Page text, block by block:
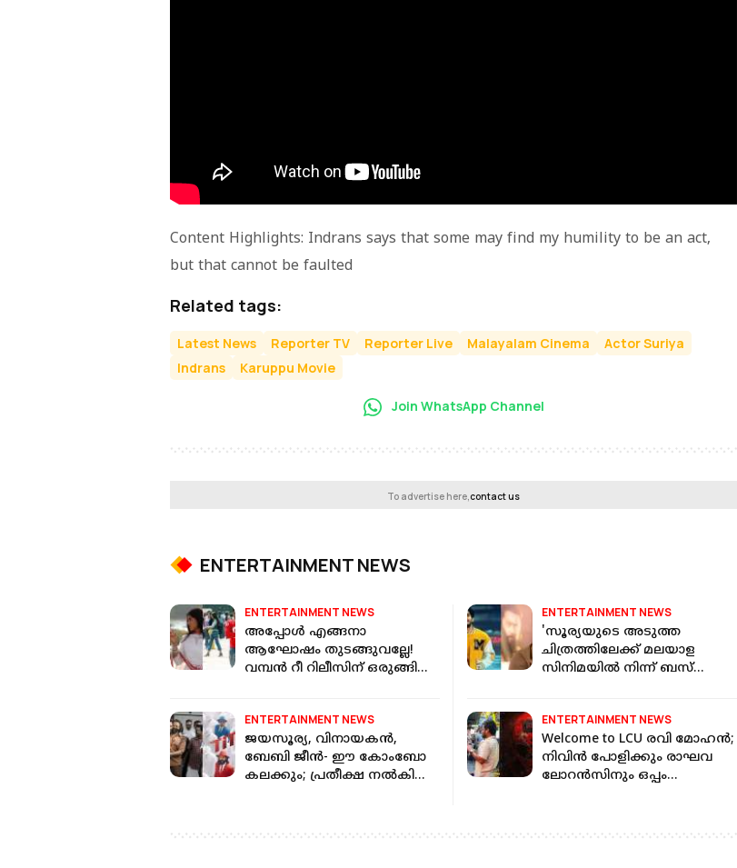
Content Highlights: Indrans says that some may find my humility to be an act,
but that cannot be faulted
Related tags:
Latest News Reporter TV Reporter Live Malayalam Cinema
Actor Suriya
Indrans
Karuppu Movie
Join WhatsApp Channel
To advertise here,contact us
ENTERTAINMENT NEWS
ENTERTAINMENT NEWS
അപ്പോൾ എങ്ങനാ
ആഘോഷം തുടങ്ങുവല്ലേ!
വമ്പൻ റീ റിലീസിന് ഒരുങ്ങി
ENTERTAINMENT NEWS
'സൂര്യയുടെ അടുത്ത
ചിത്രത്തിലേക്ക് മലയാള
സിനിമയില്‍ നിന്ന് ബസ്
ENTERTAINMENT NEWS
ജയസൂര്യ, വിനായകൻ,
ബേബി ജീൻ- ഈ കോംബോ
കലക്കും; പ്രതീക്ഷ നൽകി
ENTERTAINMENT NEWS
Welcome to LCU രവി മോഹൻ;
നിവിൻ പോളിക്കും രാഘവ
ലോറൻസിനും ഒപ്പം